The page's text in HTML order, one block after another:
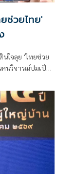
ช่วยไทย'
นใจลุย 'ไทยช่วย
นวิจารณ์ปมเป็น